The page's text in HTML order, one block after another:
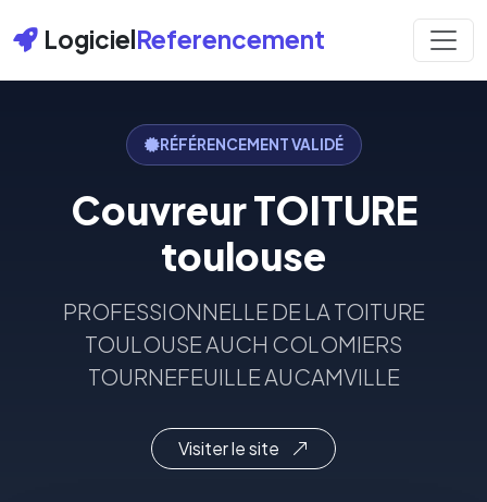
LogicielReferencement
RÉFÉRENCEMENT VALIDÉ
Couvreur TOITURE
toulouse
PROFESSIONNELLE DE LA TOITURE
TOULOUSE AUCH COLOMIERS
TOURNEFEUILLE AUCAMVILLE
Visiter le site